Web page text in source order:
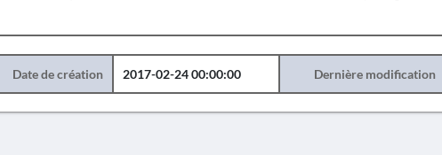
Date de création 2017-02-24 00:00:00 Dernière modification